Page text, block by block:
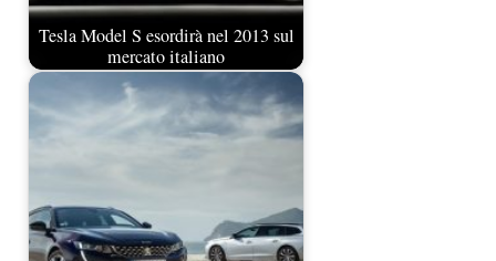
Tesla Model S esordirà nel 2013 sul
mercato italiano